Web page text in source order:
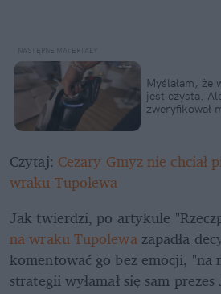
Myślałam, że
jest czysta.
zweryfikował
Czytaj: Cezary Gmyz nie chciał
wraku Tupolewa
Jak twierdzi, po artykule
na wraku Tupolewa zapadła
komentować go bez emocji, "na
strategii wyłamał się sam